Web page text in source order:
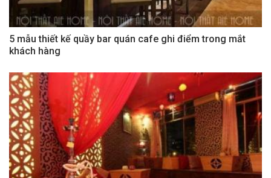
5 mẫu thiết kế quầy bar quán cafe ghi điểm trong mắt
khách hàng